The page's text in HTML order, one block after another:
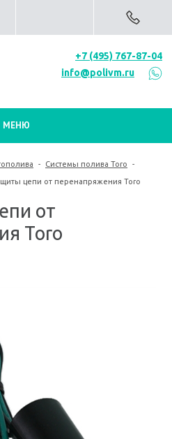
+7 (495) 767-87-04
info@polivm.ru
МЕНЮ
- Системы полива Toro -
цепи от перенапряжения Toro
от
Toro